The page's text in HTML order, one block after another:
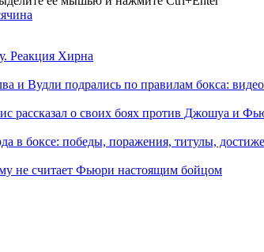
Реакция Хирна
и Вудли подрались по правилам бокса: видео
рассказал о своих боях против Джошуа и
в боксе: победы, поражения, титулы,
не считает Фьюри настоящим бойцом